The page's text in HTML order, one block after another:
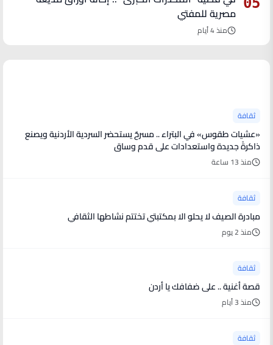
مصرية للمفتي
منذ 4 أيام
ثقافة
«عشيات طقوس» في البتراء .. مسرحٌ يستحضر السردية الأردنية ويصنع
ذاكرةً جديدة واستعدادات على قدم وساق
منذ 13 ساعة
ثقافة
مبادرة الصيف لا يحلو الا بمكتبتي تختتم نشاطها الثقافي
منذ 2 يوم
ثقافة
قصة أغنية .. على ضفافك يا أردن
منذ 3 أيام
ثقافة